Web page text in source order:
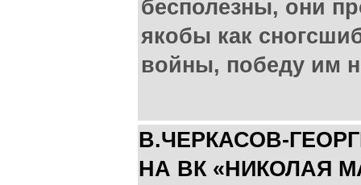
бесполезны, они
якобы как
войны, победу им
В.ЧЕРКАСОВ-
НА ВК «НИКОЛАЯ